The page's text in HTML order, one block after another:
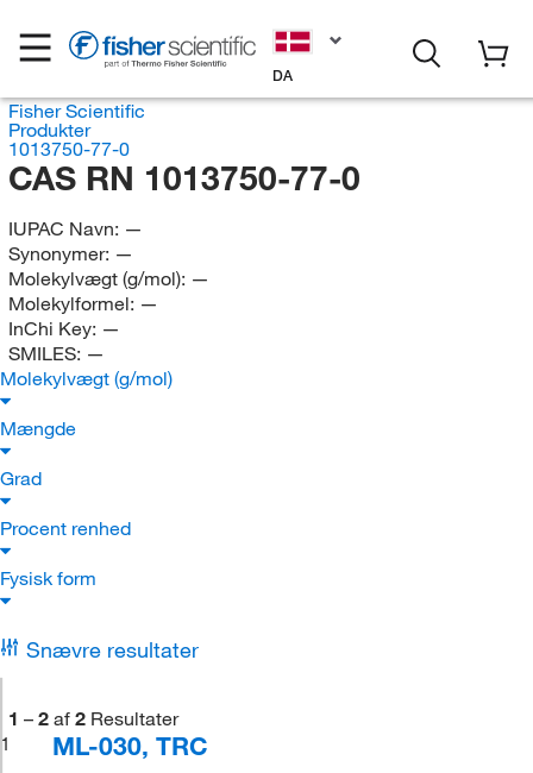
DA
Fisher Scientific
Produkter
1013750-77-0
CAS RN 1013750-77-0
IUPAC Navn: —
Synonymer: —
Molekylvægt (g/mol): —
Molekylformel: —
InChi Key: —
SMILES: —
Molekylvægt (g/mol)
Mængde
Grad
Procent renhed
Fysisk form
Snævre resultater
1 – 2 af 2 Resultater
1
ML-030, TRC